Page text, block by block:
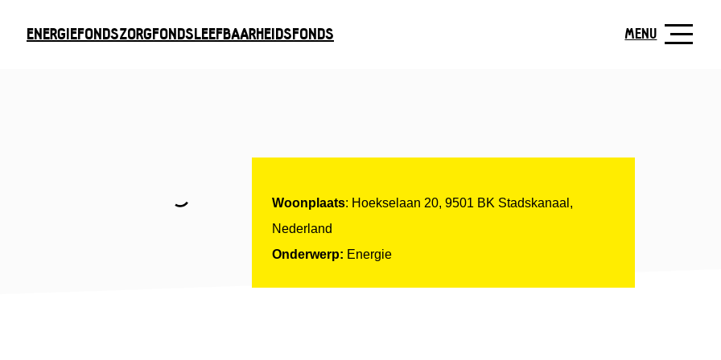
ENERGIEFONDSZORGFONDSLEEFBAARHEIDSFONDS MENU
Woonplaats: Hoekselaan 20, 9501 BK Stadskanaal,
Nederland
Onderwerp: Energie